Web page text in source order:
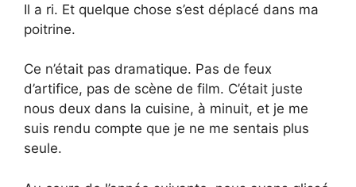
Il a ri. Et quelque chose s’est déplacé dans ma
poitrine.
Ce n’était pas dramatique. Pas de feux
d’artifice, pas de scène de film. C’était juste
nous deux dans la cuisine, à minuit, et je me
suis rendu compte que je ne me sentais plus
seule.